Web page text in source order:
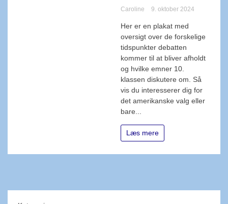
Caroline 9. oktober 2024
Her er en plakat med
oversigt over de forskelige
tidspunkter debatten
kommer til at bliver afholdt
og hvilke emner 10.
klassen diskutere om. Så
vis du interesserer dig for
det amerikanske valg eller
bare...
Læs mere